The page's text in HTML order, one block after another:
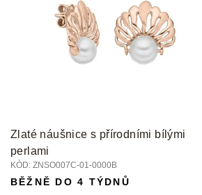
Zlaté náušnice s přírodními bílými
perlami
KÓD: ZNSO007C-01-0000B
BĚŽNĚ DO 4 TÝDNŮ